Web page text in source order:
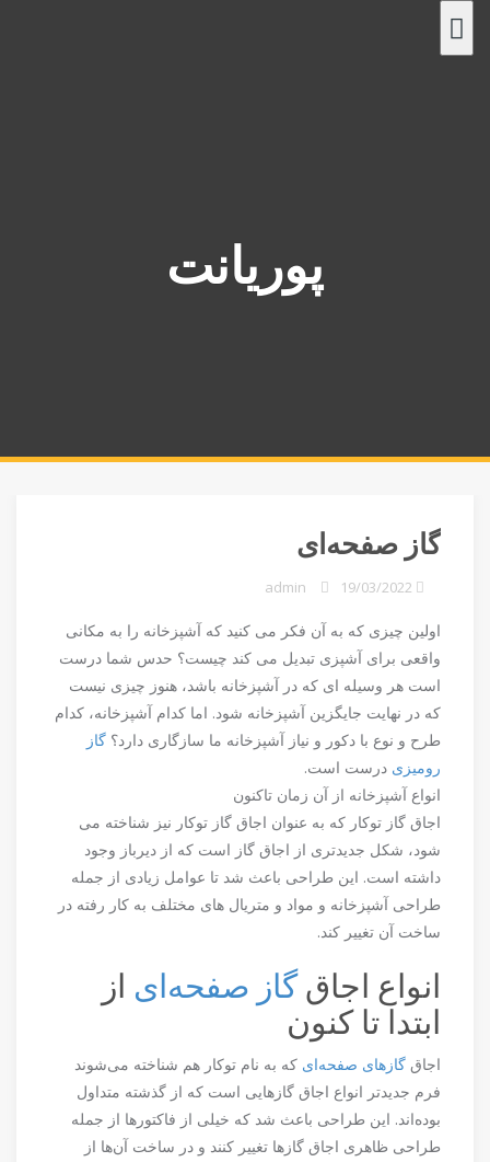
پوریانت
گاز صفحه‌ای
19/03/2022
admin
اولین چیزی که به آن فکر می کنید که آشپزخانه را به مکانی
واقعی برای آشپزی تبدیل می کند چیست؟ حدس شما درست
است هر وسیله ای که در آشپزخانه باشد، هنوز چیزی نیست
که در نهایت جایگزین آشپزخانه شود. اما کدام آشپزخانه، کدام
طرح و نوع با دکور و نیاز آشپزخانه ما سازگاری دارد؟ گاز
رومیزی درست است.
انواع آشپزخانه از آن زمان تاکنون
اجاق گاز توکار که به عنوان اجاق گاز توکار نیز شناخته می
شود، شکل جدیدتری از اجاق گاز است که از دیرباز وجود
داشته است. این طراحی باعث شد تا عوامل زیادی از جمله
طراحی آشپزخانه و مواد و متریال های مختلف به کار رفته در
ساخت آن تغییر کند.
انواع اجاقگاز صفحه‌ای از
ابتدا تا کنون
اجاق گازهای صفحه‌ای که به نام توکار هم شناخته می‌شوند
فرم جدیدتر انواع اجاق گازهایی است که از گذشته متداول
بوده‌اند. این طراحی باعث شد که خیلی از فاکتورها از جمله
طراحی ظاهری اجاق گازها تغییر کنند و در ساخت آن‌ها از